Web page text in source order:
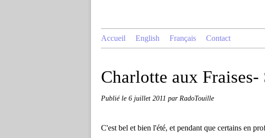
Accueil English Français Contact
Charlotte aux
Publié le 6 juillet 2011 par RadoTouille
C'est bel et bien l'été, et pendant que certains en